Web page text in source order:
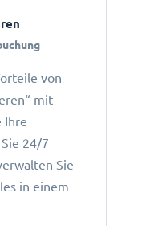
von
mit
Ihre
24/7
Sie
in einem